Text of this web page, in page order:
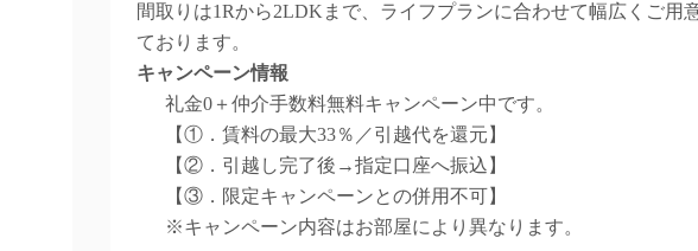
間取りは1Rから2LDKまで、ライフプランに合わせて幅広くご用
ております。
キャンペーン情報
礼金0 ＋仲介手数料無料キャンペーン中です。
【①．賃料の最大33％／引越代を還元】
【②．引越し完了後→指定口座へ振込】
【③．限定キャンペーンとの併用不可】
※キャンペーン内容はお部屋により異なります。